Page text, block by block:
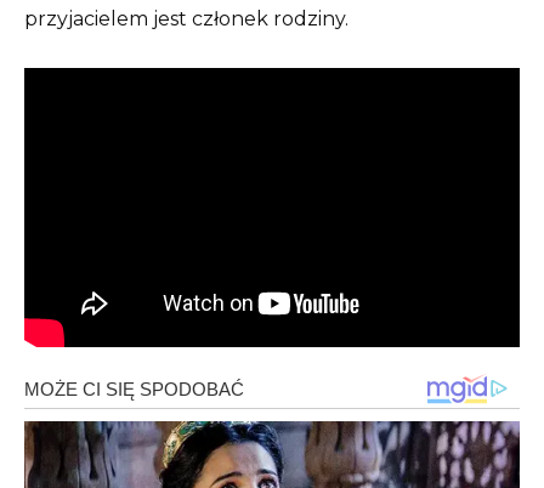
przyjacielem jest członek rodziny.